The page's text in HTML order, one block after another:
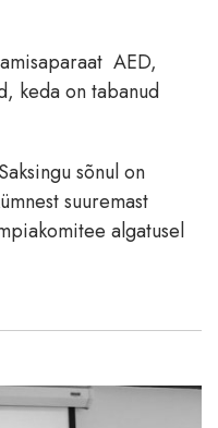
AED,
keda on tabanud
sõnul on
suuremast
algatusel